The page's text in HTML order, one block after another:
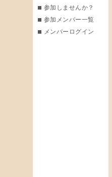
参加しませんか？
参加メンバー一覧
メンバーログイン